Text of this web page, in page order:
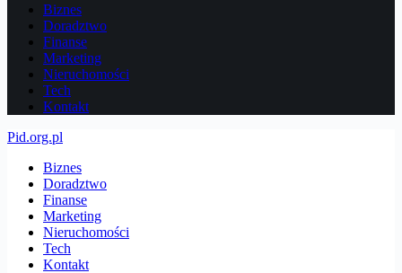
Biznes
Doradztwo
Finanse
Marketing
Nieruchomości
Tech
Kontakt
Pid.org.pl
Biznes
Doradztwo
Finanse
Marketing
Nieruchomości
Tech
Kontakt